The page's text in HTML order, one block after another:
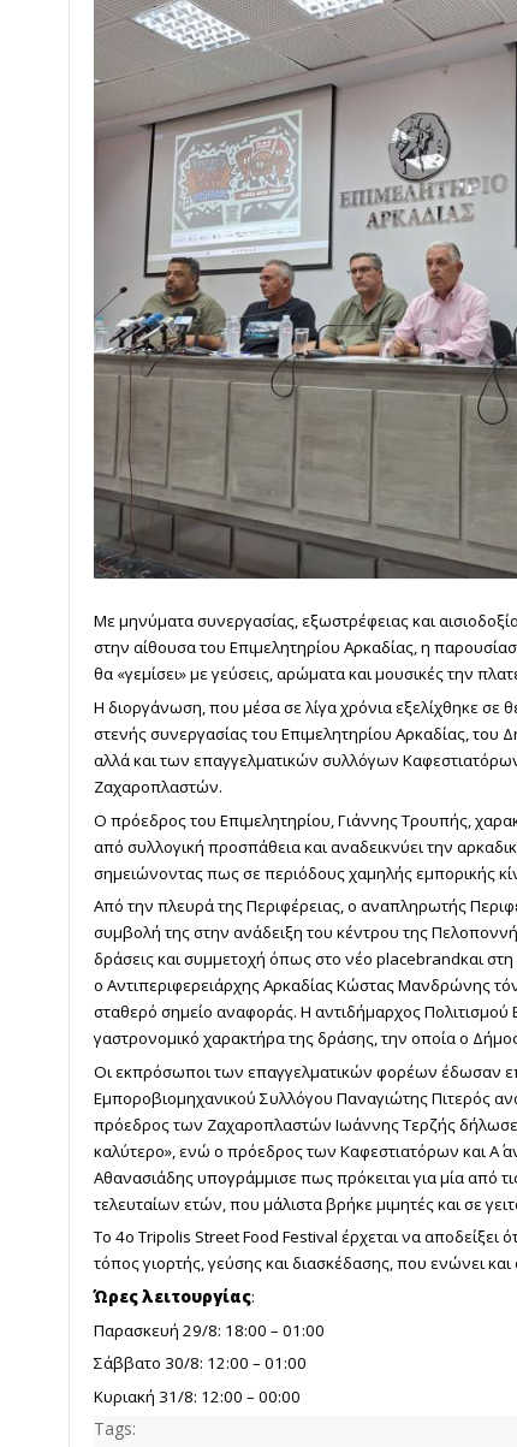
Με μηνύματα συνεργασίας, εξωστρέφειας και
στην αίθουσα του Επιμελητηρίου Αρκαδίας, η
θα «γεμίσει» με γεύσεις, αρώματα και μουσικές την
Η διοργάνωση, που μέσα σε λίγα χρόνια εξελίχθηκε σε
στενής συνεργασίας του Επιμελητηρίου Αρκαδίας,
αλλά και των επαγγελματικών συλλόγων
Ζαχαροπλαστών.
Ο πρόεδρος του Επιμελητηρίου, Γιάννης Τρουπής,
από συλλογική προσπάθεια και αναδεικνύει την
σημειώνοντας πως σε περιόδους χαμηλής εμπορικής
Από την πλευρά της Περιφέρειας, ο αναπληρωτής
συμβολή της στην ανάδειξη του κέντρου της
δράσεις και συμμετοχή όπως στο νέο placebrandκαι
ο Aντιπεριφερειάρχης Αρκαδίας Κώστας Μανδρώνης
σταθερό σημείο αναφοράς. Η αντιδήμαρχος Πολιτισμού
γαστρονομικό χαρακτήρα της δράσης, την οποία ο
Οι εκπρόσωποι των επαγγελματικών φορέων έδωσαν
Εμποροβιομηχανικού Συλλόγου Παναγιώτης Πιτερός
πρόεδρος των Ζαχαροπλαστών Ιωάννης Τερζής δήλωσε
καλύτερο», ενώ ο πρόεδρος των Καφεστιατόρων και Α΄
Αθανασιάδης υπογράμμισε πως πρόκειται για μία από
τελευταίων ετών, που μάλιστα βρήκε μιμητές και σε
Το 4ο Tripolis Street Food Festival έρχεται να αποδείξει
τόπος γιορτής, γεύσης και διασκέδασης, που ενώνει
Ώρες λειτουργίας:
Παρασκευή 29/8: 18:00 – 01:00
Σάββατο 30/8: 12:00 – 01:00
Κυριακή 31/8: 12:00 – 00:00
Tags: